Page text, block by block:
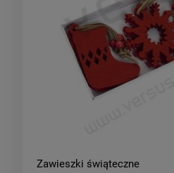
Zawieszki świąteczne